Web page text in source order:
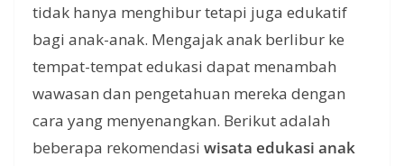
tidak hanya menghibur tetapi juga edukatif
bagi anak-anak. Mengajak anak berlibur ke
tempat-tempat edukasi dapat menambah
wawasan dan pengetahuan mereka dengan
cara yang menyenangkan. Berikut adalah
beberapa rekomendasi wisata edukasi anak